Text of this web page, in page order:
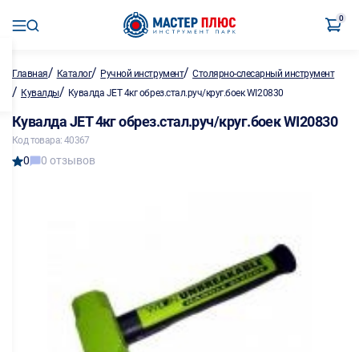
0
Главная/ Каталог/ Ручной инструмент/Столярно-слесарный инструмент
/ Кувалды/ Кувалда JET 4кг обрез.стал.руч/круг.боек WI20830
Кувалда JET 4кг обрез.стал.руч/круг.боек WI20830
Код товара: 40367
0 0 отзывов